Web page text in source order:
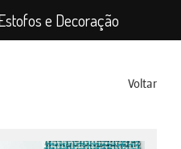
Voltar
e Decoração